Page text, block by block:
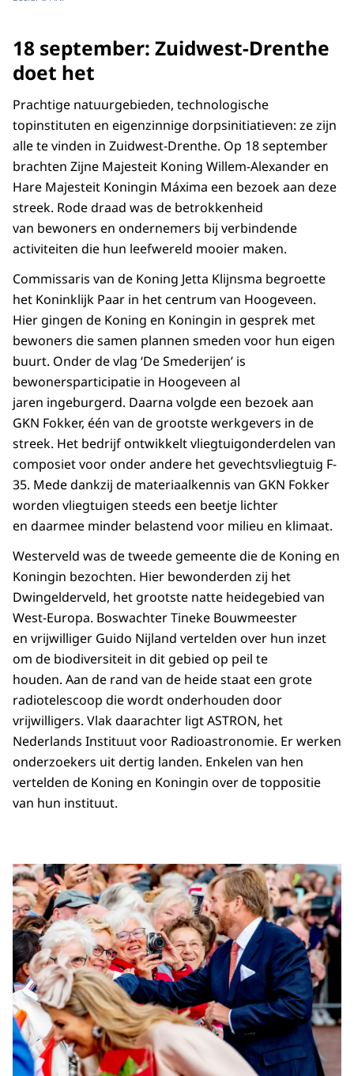
18 september: Zuidwest-Drenthe
doet het
Prachtige natuurgebieden, technologische
topinstituten en eigenzinnige dorpsinitiatieven: ze zijn
alle te vinden in Zuidwest-Drenthe. Op 18 september
brachten Zijne Majesteit Koning Willem-Alexander en
Hare Majesteit Koningin Máxima een bezoek aan deze
streek. Rode draad was de betrokkenheid
van bewoners en ondernemers bij verbindende
activiteiten die hun leefwereld mooier maken.
Commissaris van de Koning Jetta Klijnsma begroette
het Koninklijk Paar in het centrum van Hoogeveen.
Hier gingen de Koning en Koningin in gesprek met
bewoners die samen plannen smeden voor hun eigen
buurt. Onder de vlag ‘De Smederijen’ is
bewonersparticipatie in Hoogeveen al
jaren ingeburgerd. Daarna volgde een bezoek aan
GKN Fokker, één van de grootste werkgevers in de
streek. Het bedrijf ontwikkelt vliegtuigonderdelen van
composiet voor onder andere het gevechtsvliegtuig F-
35. Mede dankzij de materiaalkennis van GKN Fokker
worden vliegtuigen steeds een beetje lichter
en daarmee minder belastend voor milieu en klimaat.
Westerveld was de tweede gemeente die de Koning en
Koningin bezochten. Hier bewonderden zij het
Dwingelderveld, het grootste natte heidegebied van
West-Europa. Boswachter Tineke Bouwmeester
en vrijwilliger Guido Nijland vertelden over hun inzet
om de biodiversiteit in dit gebied op peil te
houden. Aan de rand van de heide staat een grote
radiotelescoop die wordt onderhouden door
vrijwilligers. Vlak daarachter ligt ASTRON, het
Nederlands Instituut voor Radioastronomie. Er werken
onderzoekers uit dertig landen. Enkelen van hen
vertelden de Koning en Koningin over de toppositie
van hun instituut.